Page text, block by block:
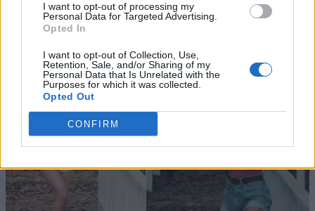
I want to opt-out of processing my
Personal Data for Targeted Advertising.
Opted In
I want to opt-out of Collection, Use,
Retention, Sale, and/or Sharing of my
Personal Data that Is Unrelated with the
Purposes for which it was collected.
Opted Out
CONFIRM